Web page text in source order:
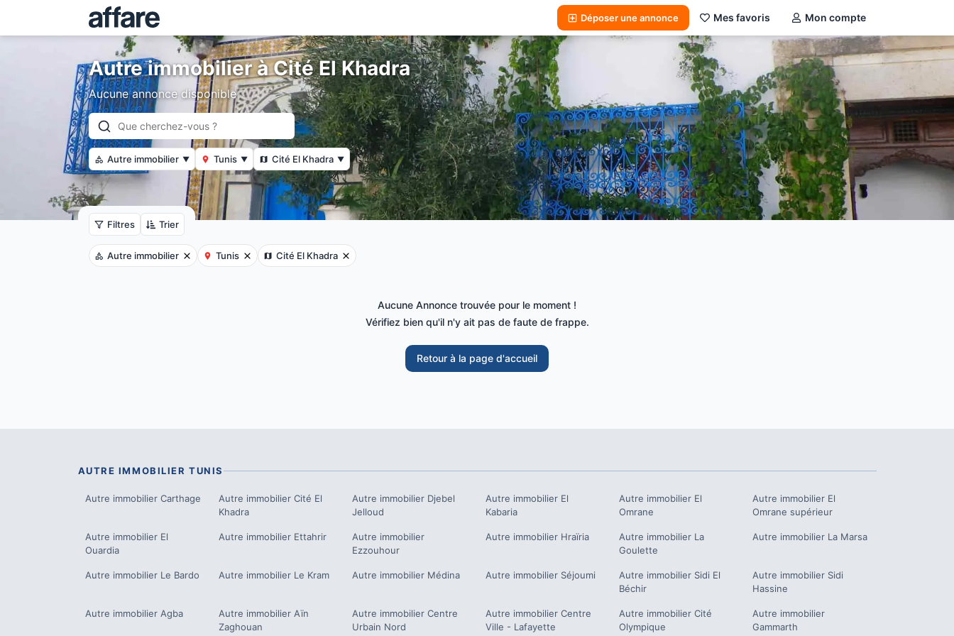
Déposer une annonce Mes favoris Mon compte
Autre immobilier à Cité El Khadra
Aucune annonce disponible
Autre immobilier ▼ Tunis ▼ Cité El Khadra ▼
Filtres Trier
Autre immobilier Tunis Cité El Khadra
Aucune Annonce trouvée pour le moment !
Vérifiez bien qu'il n'y ait pas de faute de frappe.
Retour à la page d'accueil
AUTRE IMMOBILIER TUNIS
Autre immobilier Carthage Autre immobilier Cité El
Khadra
Autre immobilier Djebel
Jelloud
Autre immobilier El
Kabaria
Autre immobilier El
Omrane
Autre immobilier El
Omrane supérieur
Autre immobilier El
Ouardia
Autre immobilier Ettahrir
Autre immobilier
Ezzouhour
Autre immobilier Hraïria Autre immobilier La
Goulette
Autre immobilier La Marsa
Autre immobilier Le Bardo Autre immobilier Le Kram Autre immobilier Médina Autre immobilier Séjoumi Autre immobilier Sidi El
Béchir
Autre immobilier Sidi
Hassine
Autre immobilier Agba Autre immobilier Aïn
Zaghouan
Autre immobilier Centre
Urbain Nord
Autre immobilier Centre
Ville - Lafayette
Autre immobilier Cité
Olympique
Autre immobilier
Gammarth